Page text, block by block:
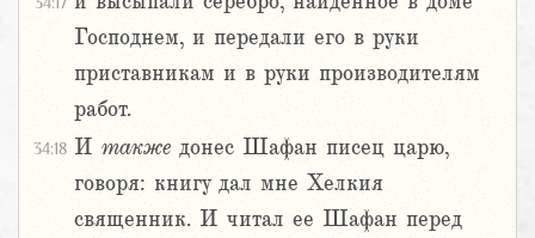
Господнем, и передали его в руки
приставникам и в руки производителям
работ.
34:18 И также донес Шафан писец царю,
говоря: книгу дал мне Хелкия
священник. И читал ее Шафан перед